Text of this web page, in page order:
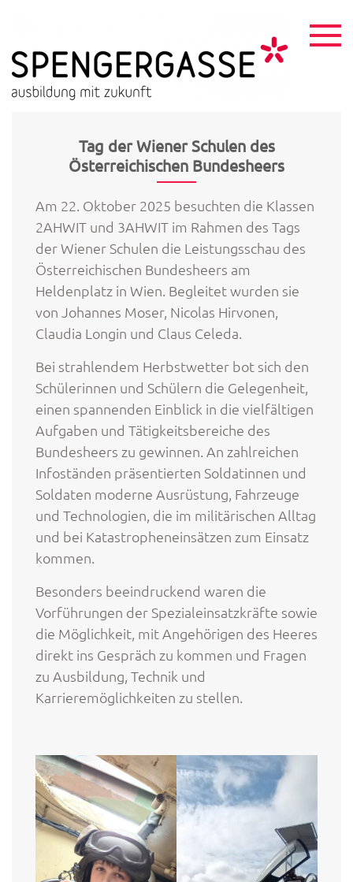
content
Tag der Wiener Schulen des
Österreichischen Bundesheers
Am 22. Oktober 2025 besuchten die Klassen
2AHWIT und 3AHWIT im Rahmen des Tags
der Wiener Schulen die Leistungsschau des
Österreichischen Bundesheers am
Heldenplatz in Wien. Begleitet wurden sie
von Johannes Moser, Nicolas Hirvonen,
Claudia Longin und Claus Celeda.
Bei strahlendem Herbstwetter bot sich den
Schülerinnen und Schülern die Gelegenheit,
einen spannenden Einblick in die vielfältigen
Aufgaben und Tätigkeitsbereiche des
Bundesheers zu gewinnen. An zahlreichen
Infoständen präsentierten Soldatinnen und
Soldaten moderne Ausrüstung, Fahrzeuge
und Technologien, die im militärischen Alltag
und bei Katastropheneinsätzen zum Einsatz
kommen.
Besonders beeindruckend waren die
Vorführungen der Spezialeinsatzkräfte sowie
die Möglichkeit, mit Angehörigen des Heeres
direkt ins Gespräch zu kommen und Fragen
zu Ausbildung, Technik und
Karrieremöglichkeiten zu stellen.